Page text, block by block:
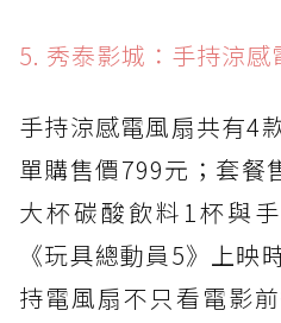
5. 秀泰影城：手持涼感
手持涼感電風扇共有4
單購售價799元；套餐
大杯碳酸飲料1杯與
《玩具總動員5》上映
持電風扇不只看電影